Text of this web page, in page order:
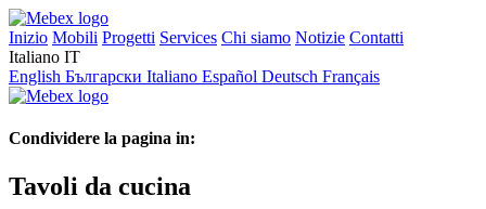
Inizio Mobili Progetti Services Chi siamo Notizie Contatti
Italiano IT
English Български Italiano Español Deutsch Français
Condividere la pagina in:
Tavoli da cucina